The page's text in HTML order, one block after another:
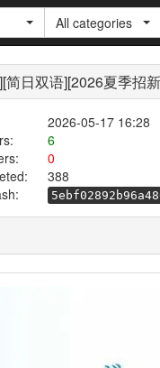
All categories
日双语][2026夏季招
2026-05-17 16:28
6
0
388